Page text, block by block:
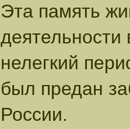
Эта память
деятельности
нелегкий
был предан
России.